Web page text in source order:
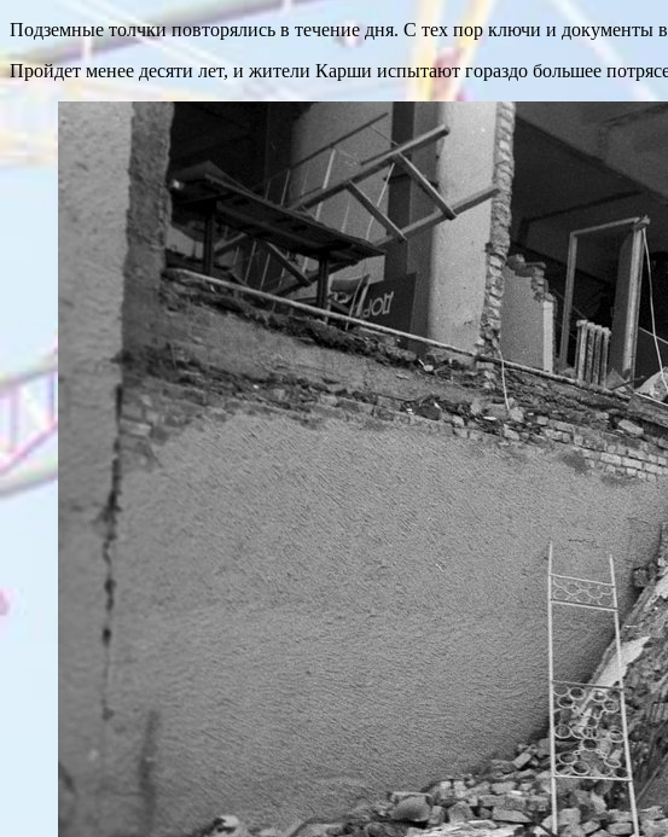
Подземные толчки повторялись в течение дня. С тех пор ключи и документы
Пройдет менее десяти лет, и жители Карши испытают гораздо большее